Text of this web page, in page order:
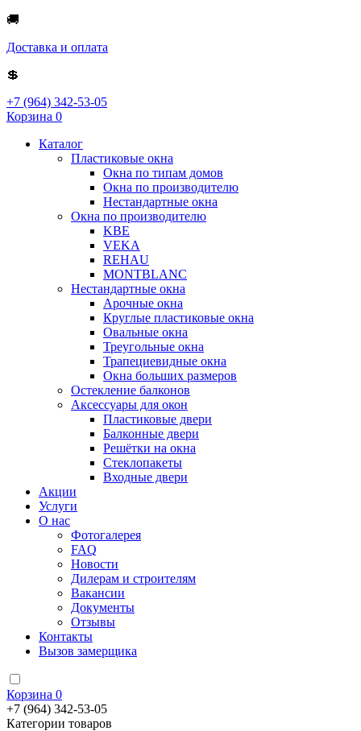
🚚
Доставка и оплата
💲
+7 (964) 342-53-05
Корзина 0
Каталог
Пластиковые окна
Окна по типам домов
Окна по производителю
Нестандартные окна
Окна по производителю
KBE
VEKA
REHAU
MONTBLANC
Нестандартные окна
Арочные окна
Круглые пластиковые окна
Овальные окна
Треугольные окна
Трапециевидные окна
Окна больших размеров
Остекление балконов
Аксессуары для окон
Пластиковые двери
Балконные двери
Решётки на окна
Стеклопакеты
Входные двери
Акции
Услуги
О нас
Фотогалерея
FAQ
Новости
Дилерам и строителям
Вакансии
Документы
Отзывы
Контакты
Вызов замерщика
Корзина 0
+7 (964) 342-53-05
Категории товаров